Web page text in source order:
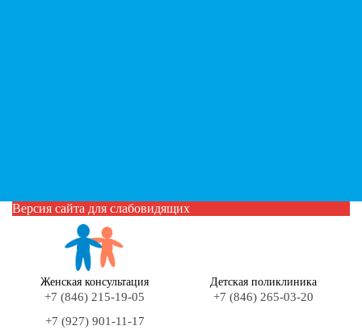
Версия сайта для слабовидящих
Женская консультация
+7 (846) 215-19-05
+7 (927) 901-11-17
Детская поликлиника
+7 (846) 265-03-20